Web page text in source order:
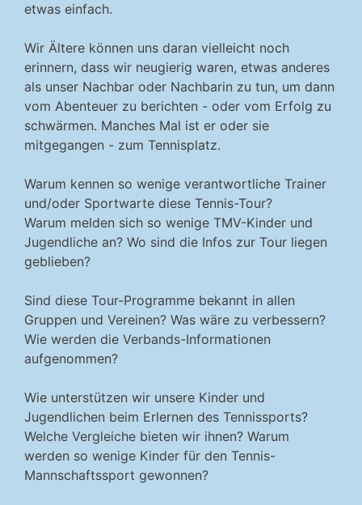
etwas einfach.
Wir Ältere können uns daran vielleicht noch
erinnern, dass wir neugierig waren, etwas anderes
als unser Nachbar oder Nachbarin zu tun, um dann
vom Abenteuer zu berichten - oder vom Erfolg zu
schwärmen. Manches Mal ist er oder sie
mitgegangen - zum Tennisplatz.
Warum kennen so wenige verantwortliche Trainer
und/oder Sportwarte diese Tennis-Tour?
Warum melden sich so wenige TMV-Kinder und
Jugendliche an? Wo sind die Infos zur Tour liegen
geblieben?
Sind diese Tour-Programme bekannt in allen
Gruppen und Vereinen? Was wäre zu verbessern?
Wie werden die Verbands-Informationen
aufgenommen?
Wie unterstützen wir unsere Kinder und
Jugendlichen beim Erlernen des Tennissports?
Welche Vergleiche bieten wir ihnen? Warum
werden so wenige Kinder für den Tennis-
Mannschaftssport gewonnen?